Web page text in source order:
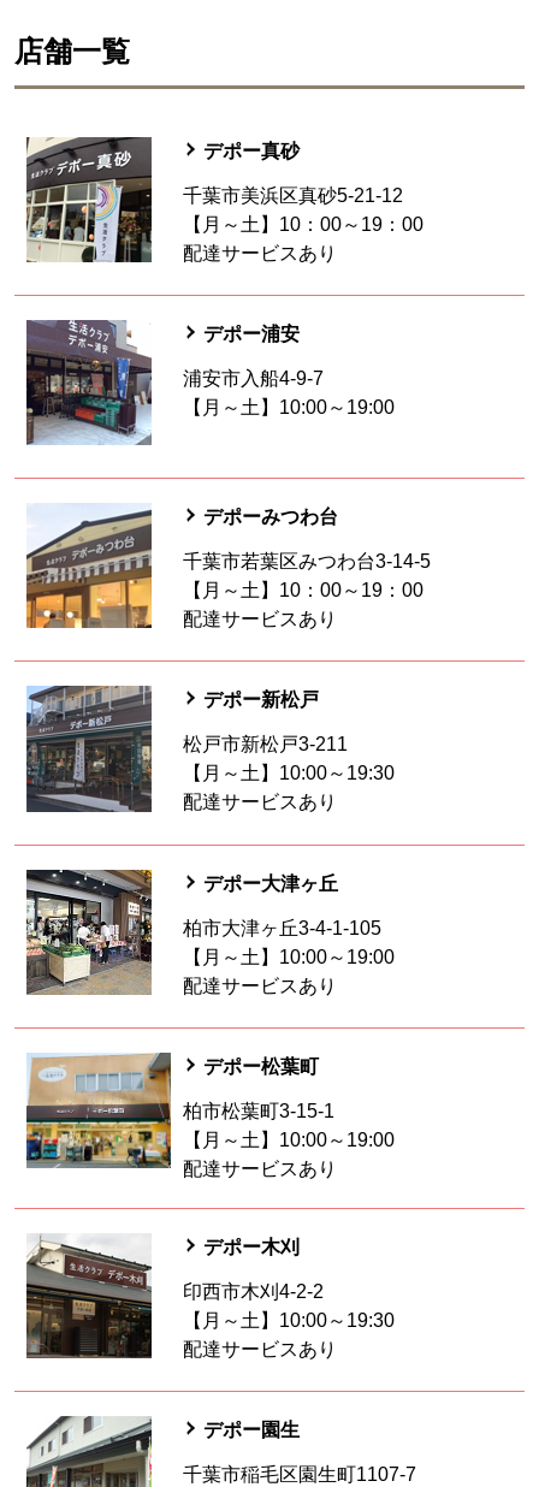
店舗一覧
デポー真砂
千葉市美浜区真砂5-21-12
【月～土】10：00～19：00
配達サービスあり
デポー浦安
浦安市入船4-9-7
【月～土】10:00～19:00
デポーみつわ台
千葉市若葉区みつわ台3-14-5
【月～土】10：00～19：00
配達サービスあり
デポー新松戸
松戸市新松戸3-211
【月～土】10:00～19:30
配達サービスあり
デポー大津ヶ丘
柏市大津ヶ丘3-4-1-105
【月～土】10:00～19:00
配達サービスあり
デポー松葉町
柏市松葉町3-15-1
【月～土】10:00～19:00
配達サービスあり
デポー木刈
印西市木刈4-2-2
【月～土】10:00～19:30
配達サービスあり
デポー園生
千葉市稲毛区園生町1107-7